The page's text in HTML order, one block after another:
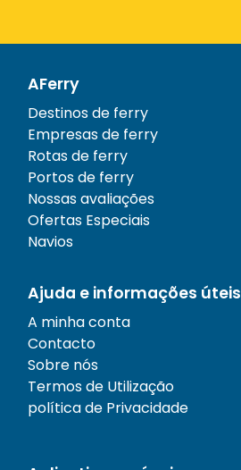
AFerry
Destinos de ferry
Empresas de ferry
Rotas de ferry
Portos de ferry
Nossas avaliações
Ofertas Especiais
Navios
Ajuda e informações úteis
A minha conta
Contacto
Sobre nós
Termos de Utilização
política de Privacidade